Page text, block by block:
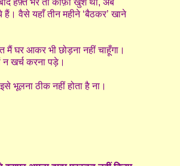
वैसे यहाँ तीन महीने ‘बैठकर’ खाने
घर आकर भी छोड़ना नहीं चाहूँगा।
न खर्च करना पड़े।
भूलना ठीक नहीं होता है ना।